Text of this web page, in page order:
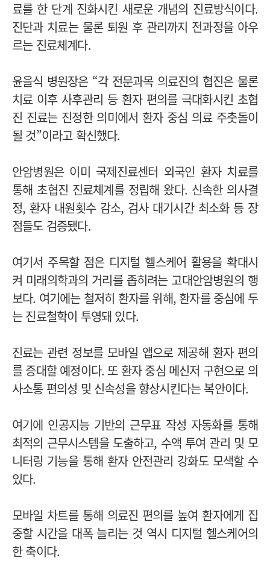
료를 한 단계 진화시킨 새로운 개념의 진료방식이다.
진단과 치료는 물론 퇴원 후 관리까지 전과정을 아우
르는 진료체계다.
윤을식 병원장은 “각 전문과목 의료진의 협진은 물론
치료 이후 사후관리 등 환자 편의를 극대화시킨 초협
진 진료는 진정한 의미에서 환자 중심 의료 주춧돌이
될 것”이라고 확신했다.
안암병원은 이미 국제진료센터 외국인 환자 치료를
통해 초협진 진료체계를 정립해 왔다. 신속한 의사결
정, 환자 내원횟수 감소, 검사 대기시간 최소화 등 장
점들도 검증됐다.
여기서 주목할 점은 디지털 헬스케어 활용을 확대시
켜 미래의학과의 거리를 좁히려는 고대안암병원의 행
보다. 여기에는 철저히 환자를 위해, 환자를 중심에 두
는 진료철학이 투영돼 있다.
진료는 관련 정보를 모바일 앱으로 제공해 환자 편의
를 증대할 예정이다. 또 환자 중심 메신저 구현으로 의
사소통 편의성 및 신속성을 향상시킨다는 복안이다.
여기에 인공지능 기반의 근무표 작성 자동화를 통해
최적의 근무시스템을 도출하고, 수액 투여 관리 및 모
니터링 기능을 통해 환자 안전관리 강화도 모색할 수
있다.
모바일 차트를 통해 의료진 편의를 높여 환자에게 집
중할 시간을 대폭 늘리는 것 역시 디지털 헬스케어의
한 축이다.